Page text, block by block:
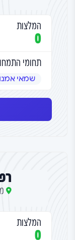
המלצות
0
תחומי
שמאי
המלצות
0